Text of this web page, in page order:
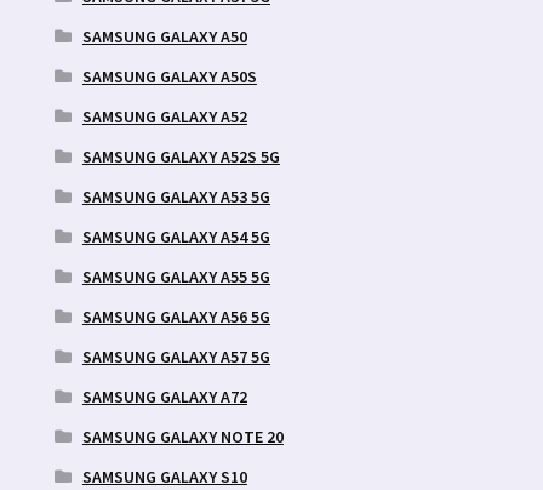
SAMSUNG GALAXY A50
SAMSUNG GALAXY A50S
SAMSUNG GALAXY A52
SAMSUNG GALAXY A52S 5G
SAMSUNG GALAXY A53 5G
SAMSUNG GALAXY A54 5G
SAMSUNG GALAXY A55 5G
SAMSUNG GALAXY A56 5G
SAMSUNG GALAXY A57 5G
SAMSUNG GALAXY A72
SAMSUNG GALAXY NOTE 20
SAMSUNG GALAXY S10